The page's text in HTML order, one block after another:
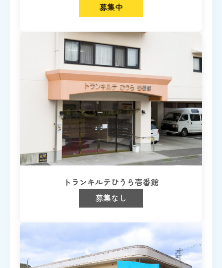
募集中
トランキルテひうら壱番館
募集なし